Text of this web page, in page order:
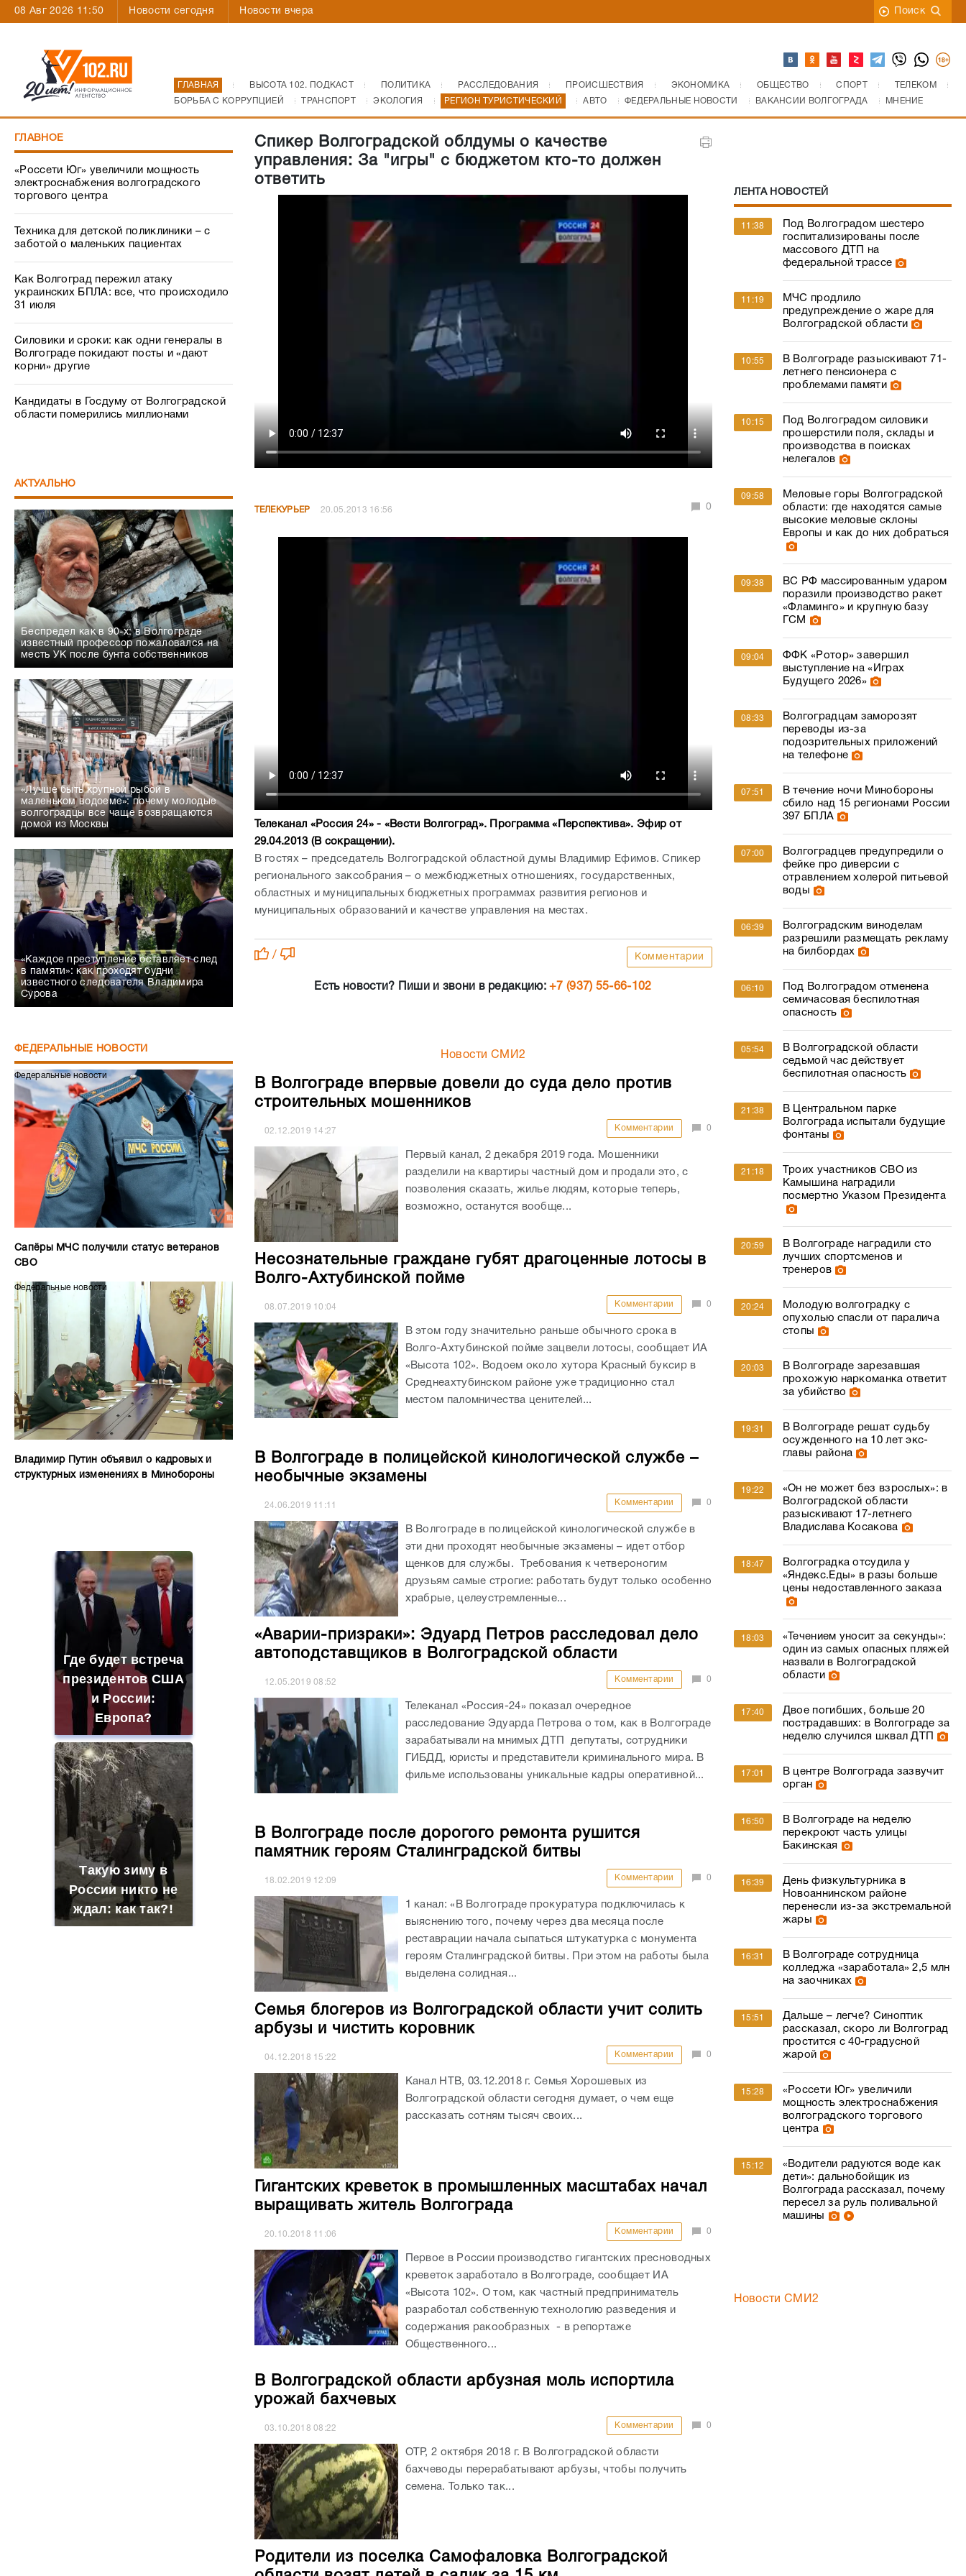
08 Авг 2026 11:50 Новости сегодня Новости вчера Поиск
ГЛАВНАЯ ВЫСОТА 102. ПОДКАСТ ПОЛИТИКА РАССЛЕДОВАНИЯ ПРОИСШЕСТВИЯ ЭКОНОМИКА ОБЩЕСТВО СПОРТ
ТЕЛЕКОМ
БОРЬБА С КОРРУПЦИЕЙ
ТРАНСПОРТ ЭКОЛОГИЯ РЕГИОН ТУРИСТИЧЕСКИЙ АВТО ФЕДЕРАЛЬНЫЕ НОВОСТИ ВАКАНСИИ ВОЛГОГРАДА МНЕНИЕ
ГЛАВНОЕ
«Россети Юг» увеличили мощность
электроснабжения волгоградского
торгового центра
Техника для детской поликлиники – с
заботой о маленьких пациентах
Как Волгоград пережил атаку
украинских БПЛА: все, что происходило
31 июля
Силовики и сроки: как одни генералы в
Волгограде покидают посты и «дают
корни» другие
Кандидаты в Госдуму от Волгоградской
области померились миллионами
АКТУАЛЬНО
Беспредел как в 90-х: в Волгограде
известный профессор пожаловался на
месть УК после бунта собственников
«Лучше быть крупной рыбой в
маленьком водоеме»: почему молодые
волгоградцы все чаще возвращаются
домой из Москвы
«Каждое преступление оставляет след
в памяти»: как проходят будни
известного следователя Владимира
Сурова
ФЕДЕРАЛЬНЫЕ НОВОСТИ
Федеральные новости
Сапёры МЧС получили статус ветеранов
СВО
Федеральные новости
Владимир Путин объявил о кадровых и
структурных изменениях в Минобороны
Где будет встреча
президентов США
и России:
Европа?
Такую зиму в
России никто не
ждал: как так?!
Спикер Волгоградской облдумы о качестве
управления: За "игры" с бюджетом кто-то должен
ответить
ТЕЛЕКУРЬЕР 20.05.2013 16:56 0
Телеканал «Россия 24» - «Вести Волгоград». Программа «Перспектива». Эфир от
29.04.2013 (В сокращении).
В гостях – председатель Волгоградской областной думы Владимир Ефимов. Спикер
регионального заксобрания – о межбюджетных отношениях, государственных,
областных и муниципальных бюджетных программах развития регионов и
муниципальных образований и качестве управления на местах.
/ Комментарии
Есть новости? Пиши и звони в редакцию:+7 (937) 55-66-102
Новости СМИ2
В Волгограде впервые довели до суда дело против
строительных мошенников
02.12.2019 14:27 Комментарии 0
Первый канал, 2 декабря 2019 года. Мошенники
разделили на квартиры частный дом и продали это, с
позволения сказать, жилье людям, которые теперь,
возможно, останутся вообще...
Несознательные граждане губят драгоценные лотосы в
Волго-Ахтубинской пойме
08.07.2019 10:04 Комментарии 0
В этом году значительно раньше обычного срока в
Волго-Ахтубинской пойме зацвели лотосы, сообщает ИА
«Высота 102». Водоем около хутора Красный буксир в
Среднеахтубинском районе уже традиционно стал
местом паломничества ценителей...
В Волгограде в полицейской кинологической службе –
необычные экзамены
24.06.2019 11:11 Комментарии 0
В Волгограде в полицейской кинологической службе в
эти дни проходят необычные экзамены – идет отбор
щенков для службы. Требования к четвероногим
друзьям самые строгие: работать будут только особенно
храбрые, целеустремленные...
«Аварии-призраки»: Эдуард Петров расследовал дело
автоподставщиков в Волгоградской области
12.05.201908:52 Комментарии 0
Телеканал «Россия-24» показал очередное
расследование Эдуарда Петрова о том, как в Волгограде
зарабатывали на мнимых ДТП депутаты, сотрудники
ГИБДД, юристы и представители криминального мира. В
фильме использованы уникальные кадры оперативной...
В Волгограде после дорогого ремонта рушится
памятник героям Сталинградской битвы
18.02.2019 12:09 Комментарии 0
1 канал: «В Волгограде прокуратура подключилась к
выяснению того, почему через два месяца после
реставрации начала сыпаться штукатурка с монумента
героям Сталинградской битвы. При этом на работы была
выделена солидная...
Семья блогеров из Волгоградской области учит солить
арбузы и чистить коровник
04.12.2018 15:22 Комментарии 0
Канал НТВ, 03.12.2018 г. Семья Хорошевых из
Волгоградской области сегодня думает, о чем еще
рассказать сотням тысяч своих...
Гигантских креветок в промышленных масштабах начал
выращивать житель Волгограда
20.10.2018 11:06 Комментарии 0
Первое в России производство гигантских пресноводных
креветок заработало в Волгограде, сообщает ИА
«Высота 102». О том, как частный предприниматель
разработал собственную технологию разведения и
содержания ракообразных - в репортаже
Общественного...
В Волгоградской области арбузная моль испортила
урожай бахчевых
03.10.201808:22 Комментарии 0
ОТР, 2 октября 2018 г. В Волгоградской области
бахчеводы перерабатывают арбузы, чтобы получить
семена. Только так...
Родители из поселка Самофаловка Волгоградской
ЛЕНТА НОВОСТЕЙ
11:38
Под Волгоградом шестеро
госпитализированы после
массового ДТП на
федеральной трассе
11:19
МЧС продлило
предупреждение о жаре для
Волгоградской области
10:55
В Волгограде разыскивают 71-
летнего пенсионера с
проблемами памяти
10:15
Под Волгоградом силовики
прошерстили поля, склады и
производства в поисках
нелегалов
09:58
Меловые горы Волгоградской
области: где находятся самые
высокие меловые склоны
Европы и как до них добраться
09:38
ВС РФ массированным ударом
поразили производство ракет
«Фламинго» и крупную базу
ГСМ
09:04
ФФК «Ротор» завершил
выступление на «Играх
Будущего 2026»
08:33
Волгоградцам заморозят
переводы из-за
подозрительных приложений
на телефоне
07:51
В течение ночи Минобороны
сбило над 15 регионами России
397 БПЛА
07:00
Волгоградцев предупредили о
фейке про диверсии с
отравлением холерой питьевой
воды
06:39
Волгоградским виноделам
разрешили размещать рекламу
на билбордах
06:10
Под Волгоградом отменена
семичасовая беспилотная
опасность
05:54
В Волгоградской области
седьмой час действует
беспилотная опасность
21:38
В Центральном парке
Волгограда испытали будущие
фонтаны
21:18
Троих участников СВО из
Камышина наградили
посмертно Указом Президента
20:59
В Волгограде наградили сто
лучших спортсменов и
тренеров
20:24
Молодую волгоградку с
опухолью спасли от паралича
стопы
20:03
В Волгограде зарезавшая
прохожую наркоманка ответит
за убийство
19:31
В Волгограде решат судьбу
осужденного на 10 лет экс-
главы района
19:22
«Он не может без взрослых»: в
Волгоградской области
разыскивают 17-летнего
Владислава Косакова
18:47
Волгоградка отсудила у
«Яндекс.Еды» в разы больше
цены недоставленного заказа
18:03
«Течением уносит за секунды»:
один из самых опасных пляжей
назвали в Волгоградской
области
17:40
Двое погибших, больше 20
пострадавших: в Волгограде за
неделю случился шквал ДТП
17:01
В центре Волгограда зазвучит
орган
16:50
В Волгограде на неделю
перекроют часть улицы
Бакинская
16:39
День физкультурника в
Новоаннинском районе
перенесли из-за экстремальной
жары
16:31
В Волгограде сотрудница
колледжа «заработала» 2,5 млн
на заочниках
15:51
Дальше – легче? Синоптик
рассказал, скоро ли Волгоград
простится с 40-градусной
жарой
15:28
«Россети Юг» увеличили
мощность электроснабжения
волгоградского торгового
центра
15:12
«Водители радуются воде как
дети»: дальнобойщик из
Волгограда рассказал, почему
пересел за руль поливальной
машины
Новости СМИ2